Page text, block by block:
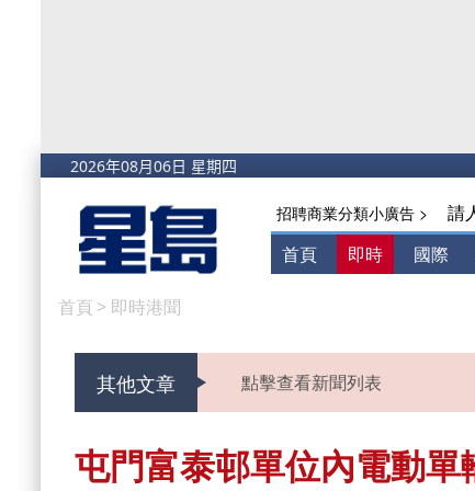
招聘商業分類小廣告 > 請
首頁 即時 國際
首頁 > 即時港聞
其他文章 點擊查看新聞列表
屯門富泰邨單位內電動